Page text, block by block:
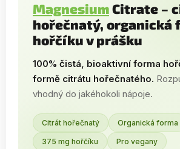
MagnesiumCitrate –
hořečnatý, organická
hořčíku v prášku
100% čistá, bioaktivní forma
formě citrátu hořečnatého.
vhodný do jakéhokoli nápoje.
Citrát hořečnatý Organická forma
375 mg hořčíku Pro vegany